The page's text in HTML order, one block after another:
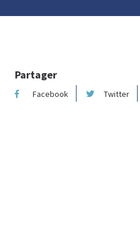
Partager
Facebook Twitter